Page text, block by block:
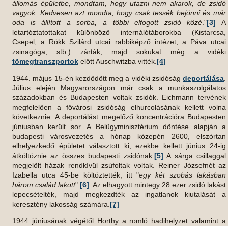
állomás épületbe, mondtam, hogy utazni nem akarok, de zsidó
vagyok. Kedvesen azt mondta, hogy csak tessék bejönni és már
oda is állított a sorba, a többi elfogott zsidó közé ."[3] A
letartóztatottakat különböző internálótáborokba (Kistarcsa,
Csepel, a Rökk Szilárd utcai rabbiképző intézet, a Páva utcai
zsinagóga, stb.) zárták, majd sokukat még a vidéki
tömegtranszportok előtt Auschwitzba vitték. [4]
1944. május 15-én kezdődött meg a vidéki zsidóság deportálása
Július elején Magyarországon már csak a munkaszolgálatos
századokban és Budapesten voltak zsidók. Eichmann tervének
megfelelően a fővárosi zsidóság elhurcolásának kellett volna
következnie. A deportálást megelőző koncentrációra Budapesten
júniusban került sor. A Belügyminisztérium döntése alapján a
budapesti városvezetés a hónap közepén 2600, elszórtan
elhelyezkedő épületet választott ki, ezekbe kellett június 24-ig
átköltöznie az összes budapesti zsidónak. [5] A sárga csillaggal
megjelölt házak rendkívül zsúfoltak voltak. Reiner Józsefnét az
Izabella utca 45-be költöztették, itt "egy két szobás lakásban
három család lakott". [6] Az elhagyott mintegy 28 ezer zsidó lakást
lepecsételték, majd megkezdték az ingatlanok kiutalását a
keresztény lakosság számára. [7]
1944 júniusának végétől Horthy a romló hadihelyzet valamint a